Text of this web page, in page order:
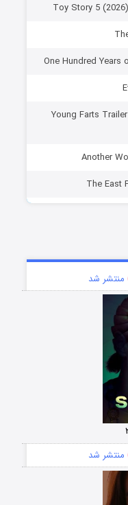
دانلود مستند قطعات تریلر یانگ فارتز Young Farts Trailer
منتشر شد
منتشر شد